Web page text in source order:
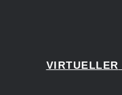
VIRTUELLER